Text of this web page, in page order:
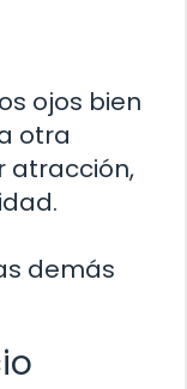
ojos bien
otra
atracción,
demás